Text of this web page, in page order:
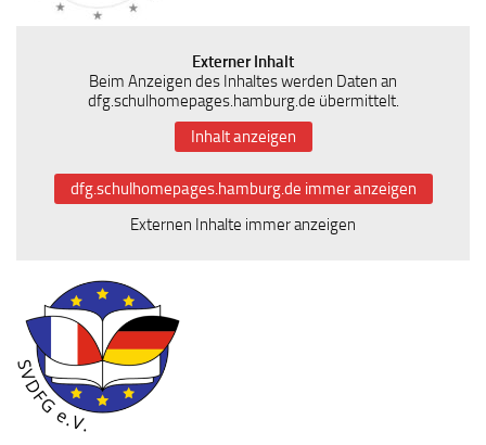
Externer Inhalt
Beim Anzeigen des Inhaltes werden Daten an
dfg.schulhomepages.hamburg.de übermittelt.
Inhalt anzeigen
dfg.schulhomepages.hamburg.de immer anzeigen
Externen Inhalte immer anzeigen